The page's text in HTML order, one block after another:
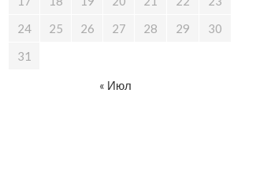
24
25 26 27 28 29
30
31
« Июл